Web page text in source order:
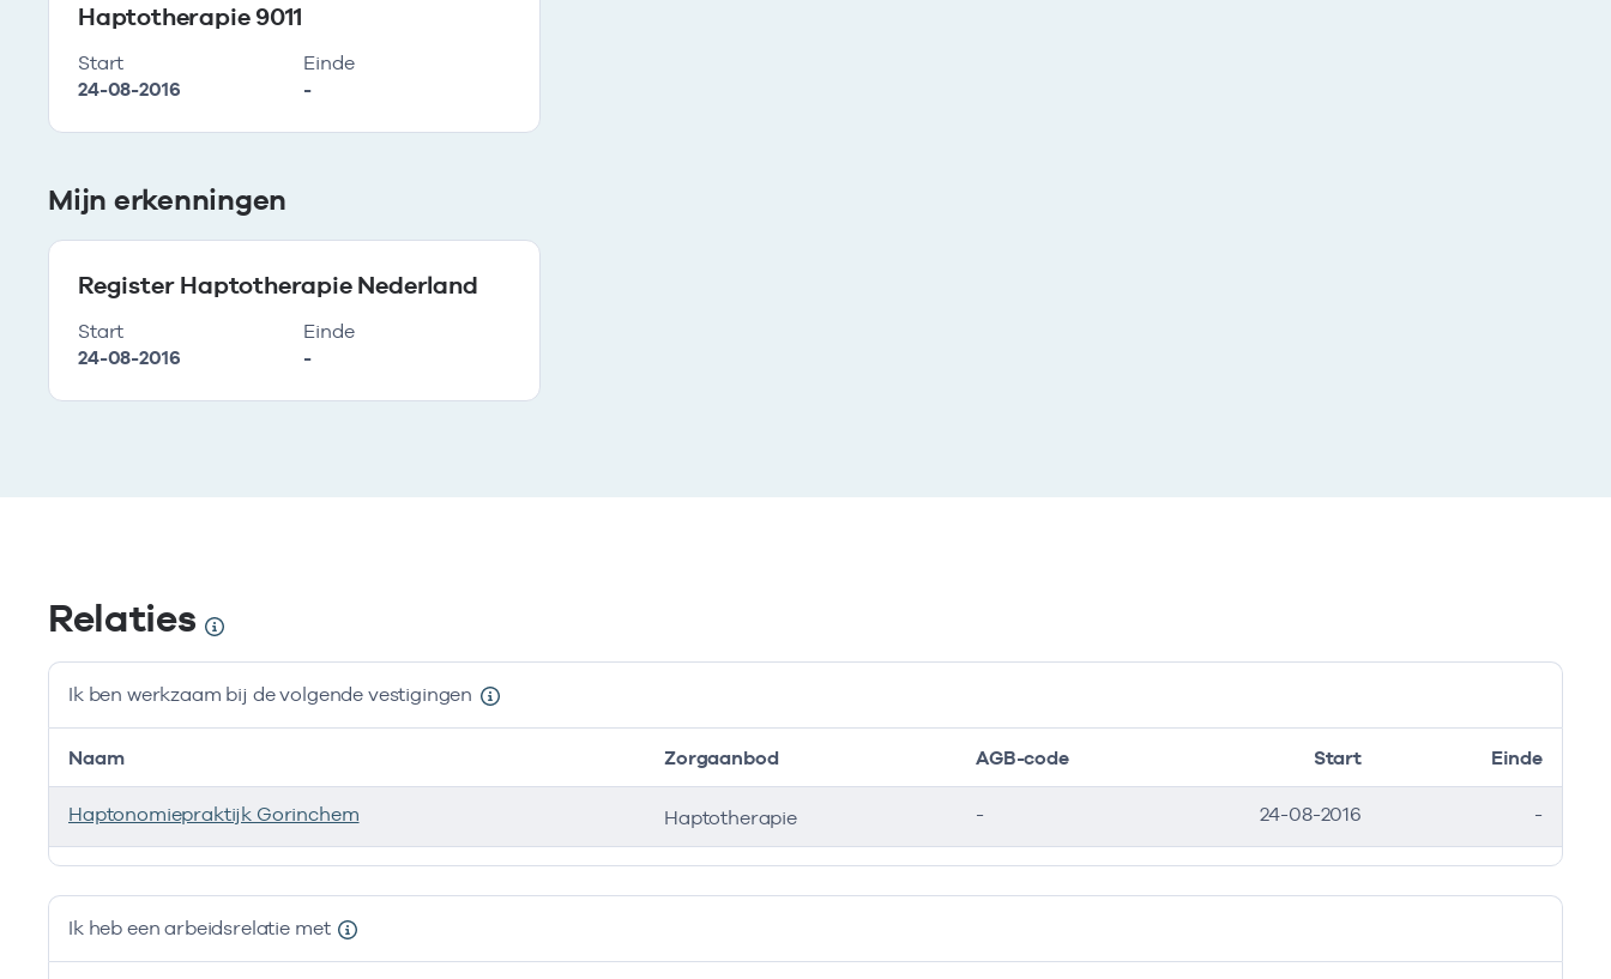
Haptotherapie 9011
Start
24-08-2016
Einde
-
Mijn erkenningen
Register Haptotherapie Nederland
Start
24-08-2016
Einde
-
Relaties
Ik ben werkzaam bij de volgende vestigingen
Ik ben werkzaam bij de volgende vestigingen
Naam Zorgaanbod AGB-code Start Einde
Haptonomiepraktijk Gorinchem Haptotherapie - 24-08-2016 -
Ik heb een arbeidsrelatie met